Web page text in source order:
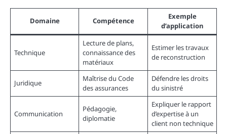
Domaine Compétence
Exemple
d’application
Technique
Lecture de plans,
connaissance des
matériaux
Estimer les travaux
de reconstruction
Juridique
Maîtrise du Code
des assurances
Défendre les droits
du sinistré
Communication
Pédagogie,
diplomatie
Expliquer le rapport
d’expertise à un
client non technique